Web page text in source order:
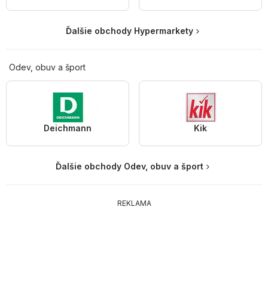
Ďalšie obchody Hypermarkety
Odev, obuv a šport
Deichmann Kik
Ďalšie obchody Odev, obuv a šport
REKLAMA